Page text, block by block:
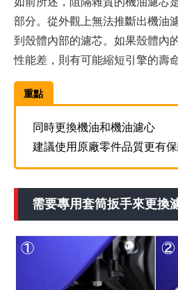
部分。從外觀上無法推斷出機油
到殼體內部的濾芯。如果殼體內
性能差，則有可能縮短引擎的壽命
重點
同時更換機油和機油濾心
建議使用原廠零件品質更有
需要專用套筒扳手來更換